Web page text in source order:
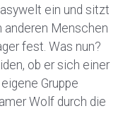
ein und sitzt
Menschen
fest. Was nun?
ob er sich einer
Gruppe
Wolf durch die